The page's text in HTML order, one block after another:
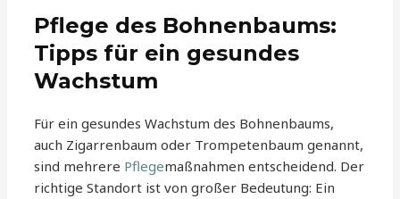
Pflege des Bohnenbaums:
Tipps für ein gesundes
Wachstum
Für ein gesundes Wachstum des Bohnenbaums,
auch Zigarrenbaum oder Trompetenbaum genannt,
sind mehrere Pflegemaßnahmen entscheidend. Der
richtige Standort ist von großer Bedeutung: Ein